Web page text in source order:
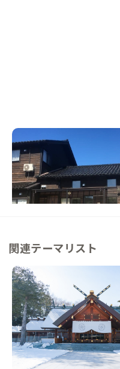
氷見A邸
富山県 ゲストハウス
【カフェ併設】大自然の中
この家からの距離 37km
関連テーマリスト